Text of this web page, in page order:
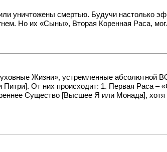
уничтожены смертью. Будучи настолько
Но их «Сыны», Вторая Коренная Раса,
Жизни», устремленные абсолютной
От них происходит: 1. Первая Раса –
Существо [Высшее Я или Монада],